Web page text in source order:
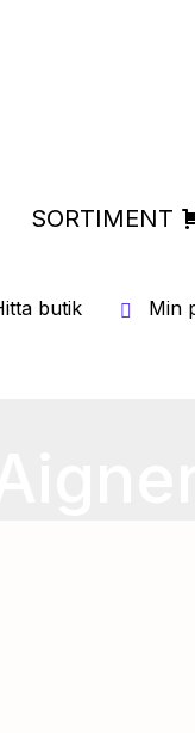
SORTIMENT
butik Min